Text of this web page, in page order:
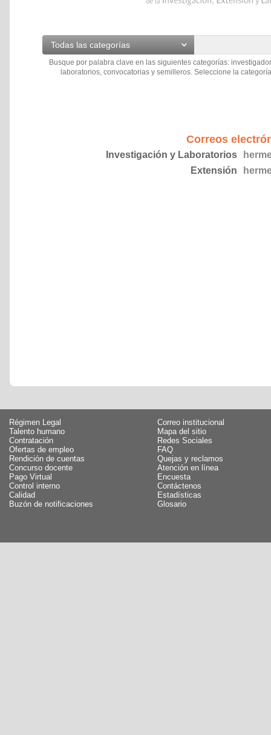
Todas las categorías
Busque por palabra clave en las siguientes categorías:
laboratorios, convocatorias y semilleros. Seleccione la
Correos
Investigación y Laboratorios
Extensión
Régimen Legal
Talento humano
Contratación
Ofertas de empleo
Rendición de cuentas
Concurso docente
Pago Virtual
Control interno
Calidad
Buzón de notificaciones
Correo institucional
Mapa del sitio
Redes Sociales
FAQ
Quejas y reclamos
Atención en línea
Encuesta
Contáctenos
Estadísticas
Glosario